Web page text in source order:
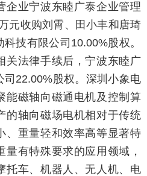
企业宁波东睦广泰企业管理
元收购刘霄、田小丰和唐琦
技有限公司10.00%股权。
关法律手续后，宁波东睦广
22.00%股权。深圳小象电
能磁轴向磁通电机及控制算
的轴向磁场电机相对于传统
、重量轻和效率高等显著特
有特殊要求的应用领域，
托车、机器人、无人机、电